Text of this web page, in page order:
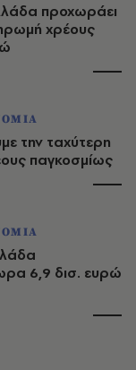
προχωράει
χρέους
την ταχύτερη
παγκοσμίως
6,9 δισ. ευρώ